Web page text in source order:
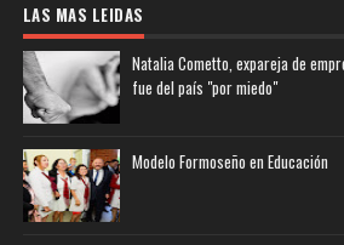
LAS MAS LEIDAS
Natalia Cometto, expareja de
fue del país "por miedo"
Modelo Formoseño en Educación